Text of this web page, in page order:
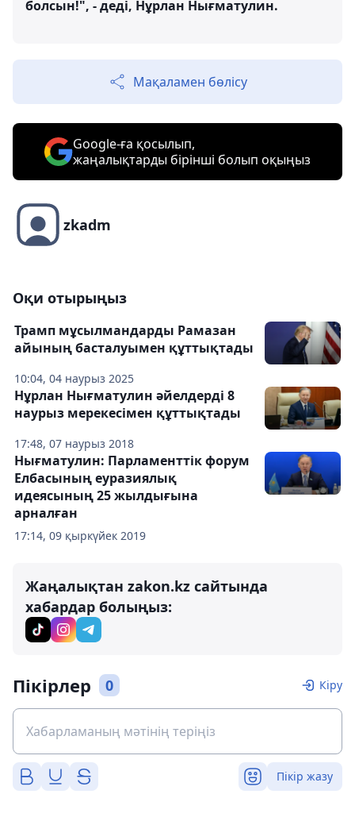
болсын!", - деді, Нұрлан Нығматулин.
Мақаламен бөлісу
Google-ға қосылып,
жаңалықтарды бірінші болып оқыңыз
zkadm
Оқи отырыңыз
10:04, 04 наурыз 2025
Трамп мұсылмандарды Рамазан
айының басталуымен құттықтады
17:48, 07 наурыз 2018
Нұрлан Нығматулин әйелдерді 8
наурыз мерекесімен құттықтады
17:14, 09 қыркүйек 2019
Нығматулин: Парламенттік форум
Елбасының еуразиялық
идеясының 25 жылдығына
арналған
Жаңалықтан zakon.kz сайтында
хабардар болыңыз:
Пікірлер 0 Кіру
Пікір жазу